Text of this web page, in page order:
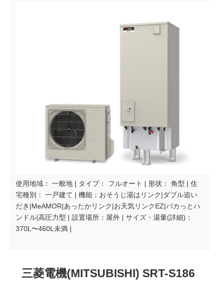
使用地域： 一般地 | タイプ： フルオート | 形状： 角型 | 住
宅種別： 一戸建て | 機能：おそうじ湯はリンク|ダブル追い
だき|MeAMOR|あったかリンク|お天気リンクEZ|パカっとハ
ンドル|高圧力型 | 設置場所：屋外 | サイズ・湯量(詳細)：
370L〜460L未満 |
三菱電機(MITSUBISHI) SRT-S186